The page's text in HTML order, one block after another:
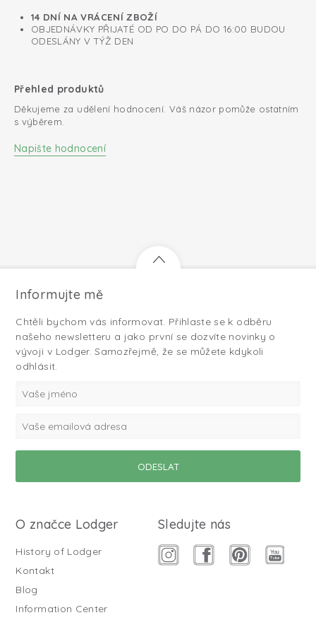
Zip na zádech pro snadné přebalování
Lined with soft cotton
14 DNÍ NA VRÁCENÍ ZBOŽÍ
OBJEDNÁVKY PŘIJATÉ OD PO DO PÁ DO 16:00 BUDOU
ODESLÁNY V TÝŽ DEN
Přehled produktů
Děkujeme za udělení hodnocení. Váš názor pomůže ostatním
s výběrem.
Napište hodnocení
Informujte mě
Chtěli bychom vás informovat. Přihlaste se k odběru
našeho newsletteru a jako první se dozvíte novinky o
vývoji v Lodger. Samozřejmě, že se můžete kdykoli
odhlásit.
O značce Lodger
History of Lodger
Kontakt
Blog
Information Center
Sledujte nás